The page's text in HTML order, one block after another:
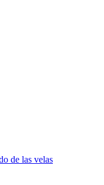
de las velas